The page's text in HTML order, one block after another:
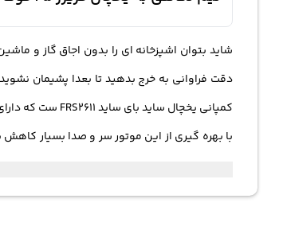
شاید بتوان اشپزخانه ای را بدون اجاق گاز و
دقت فراوانی به خرج بدهید تا بعدا پشیمان
با بهره گیری از این موتور سر و صدا بسیار کاهش
هم هوم بار طراحی شده که می توان نوشیدنی هایی